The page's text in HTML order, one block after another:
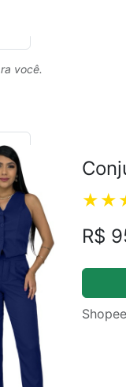
você.
R$